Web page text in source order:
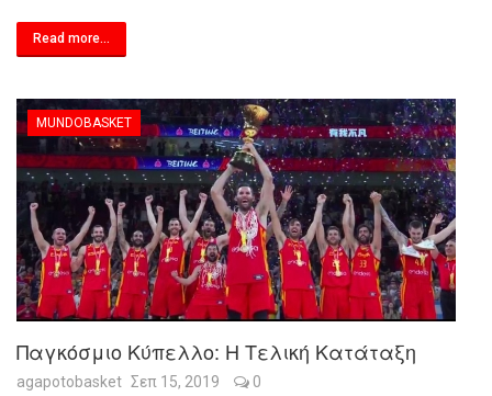
Read more...
MUNDOBASKET
Παγκόσμιο Κύπελλο: Η Τελική Κατάταξη
agapotobasket Σεπ 15, 2019
0